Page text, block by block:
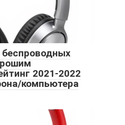
2021-2022
компьютера